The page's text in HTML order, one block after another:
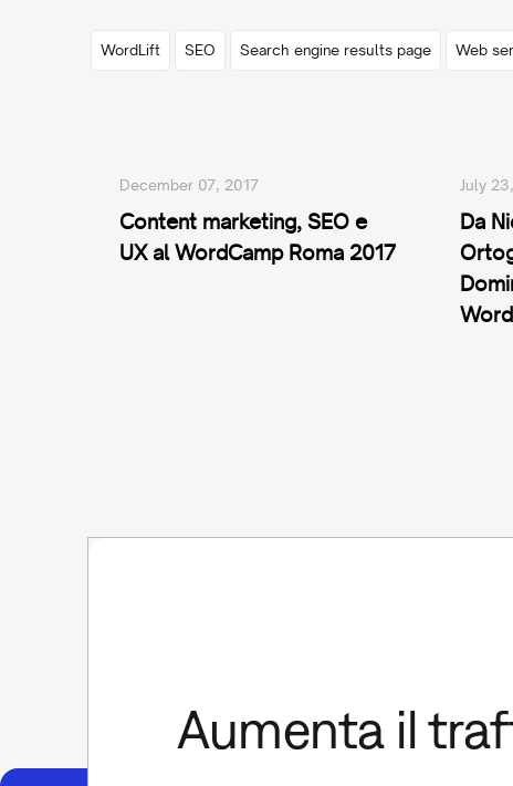
WordLift SEO Search engine results page Web
Content marketing, SEO e
UX al WordCamp Roma 2017
December 07, 2017
Da
July
Aumenta il